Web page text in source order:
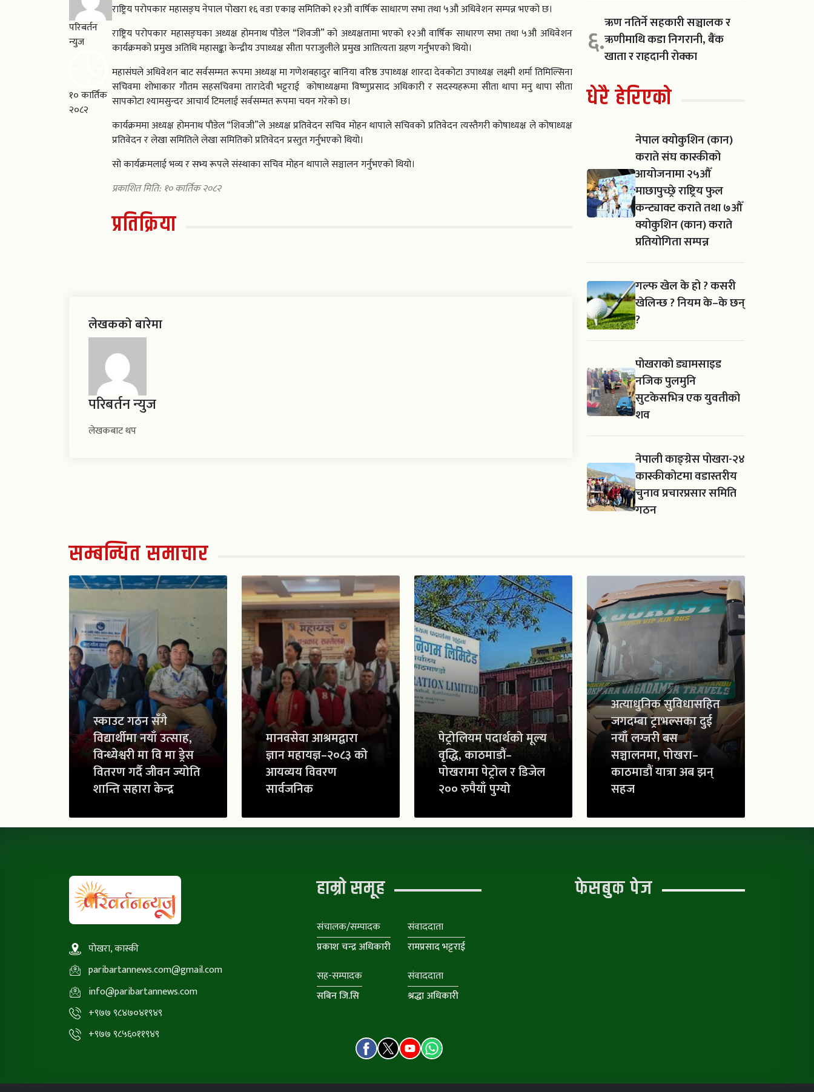
परिबर्तन
न्युज
१० कार्तिक
२०८२
राष्ट्रिय परोपकार महासङ्घ नेपाल पोखरा १६ वडा एकाइ समितिको १२औ वार्षिक साधारण सभा तथा ५औ अधिवेशन सम्पन्न भएको छ।
राष्ट्रिय परोपकार महासङ्घका अध्यक्ष होमनाथ पौडेल “शिवजी” को अध्यक्षतामा भएको १२औ वार्षिक साधारण सभा तथा ५औ अधिवेशन
कार्यक्रमको प्रमुख अतिथि महासङ्का केन्द्रीय उपाध्यक्ष सीता पराजुलीले प्रमुख आतित्यता ग्रहण गर्नुभएको थियो।
महासंघले अधिवेशन बाट सर्वसम्मत रूपमा अध्यक्ष मा गणेशबहादुर बानिया वरिष्ठ उपाध्यक्ष शारदा देवकोटा उपाध्यक्ष लक्ष्मी शर्मा तिमिल्सिना
सचिवमा शोभाकार गौतम सहसचिवमा तारादेवी भट्टराई कोषाध्यक्षमा विष्णुप्रसाद अधिकारी र सदस्यहरूमा सीता थापा मनु थापा सीता
सापकोटा श्यामसुन्दर आचार्य टिमलाई सर्वसम्मत रूपमा चयन गरेको छ।
कार्यक्रममा अध्यक्ष होमनाथ पौडेल “शिवजी”ले अध्यक्ष प्रतिवेदन सचिव मोहन थापाले सचिवको प्रतिवेदन त्यस्तैगरी कोषाध्यक्ष ले कोषाध्यक्ष
प्रतिवेदन र लेखा समितिले लेखा समितिको प्रतिवेदन प्रस्तुत गर्नुभएको थियो।
सो कार्यक्रमलाई भव्य र सभ्य रूपले संस्थाका सचिव मोहन थापाले सञ्चालन गर्नुभएको थियो।
प्रकाशित मिति: १० कार्तिक २०८२
प्रतिक्रिया
लेखकको बारेमा
परिबर्तन न्युज
लेखकबाट थप
६.ऋण नतिर्ने सहकारी सञ्चालक र
ऋणीमाथि कडा निगरानी, बैंक
खाता र राहदानी रोक्का
धेरै हेरिएको
नेपाल क्योकुशिन (कान)
कराते संघ कास्कीको
आयोजनामा २५औँ
माछापुच्छ्रे राष्ट्रिय फुल
कन्ट्याक्ट कराते तथा ७औँ
क्योकुशिन (कान) कराते
प्रतियोगिता सम्पन्न
गल्फ खेल के हो ? कसरी
खेलिन्छ ? नियम के–के छन्
?
पोखराको ड्यामसाइड
नजिक पुलमुनि
सुटकेसभित्र एक युवतीको
शव
नेपाली काङ्ग्रेस पोखरा-२४
कास्कीकोटमा वडास्तरीय
चुनाव प्रचारप्रसार समिति
गठन
सम्बन्धित समाचार
स्काउट गठन सँगै
विद्यार्थीमा नयाँ उत्साह,
विन्ध्येश्वरी मा वि मा ड्रेस
वितरण गर्दै जीवन ज्योति
शान्ति सहारा केन्द्र
मानवसेवा आश्रमद्वारा
ज्ञान महायज्ञ–२०८३ को
आयव्यय विवरण
सार्वजनिक
पेट्रोलियम पदार्थको मूल्य
वृद्धि, काठमाडौं–
पोखरामा पेट्रोल र डिजेल
२०० रुपैयाँ पुग्यो
अत्याधुनिक सुविधासहित
जगदम्बा ट्राभल्सका दुई
नयाँ लग्जरी बस
सञ्चालनमा, पोखरा–
काठमाडौं यात्रा अब झन्
सहज
पोखरा, कास्की
paribartannews.com@gmail.com
info@paribartannews.com
+९७७ ९८४७०४१९४९
+९७७ ९८५६०११९४९
हाम्रो समूह
संचालक/सम्पादक
प्रकाश चन्द्र अधिकारी
संवाददाता
रामप्रसाद भट्टराई
सह-सम्पादक
सबिन जि.सि
संवाददाता
श्रद्धा अधिकारी
फेसबुक पेज